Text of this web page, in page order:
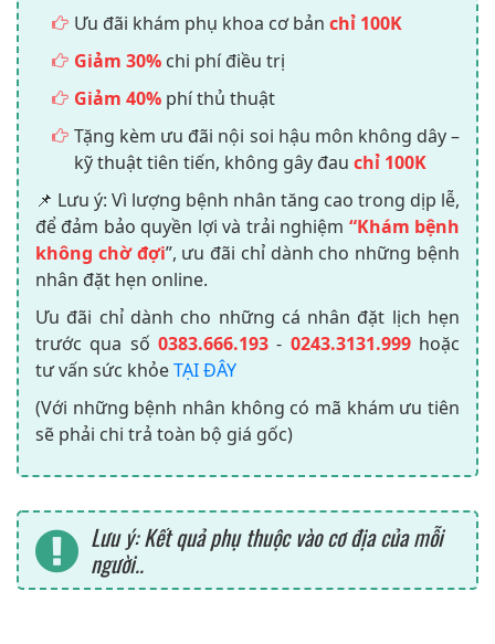
Ưu đãi khám phụ khoa cơ bản chỉ 100K
Giảm 30% chi phí điều trị
Giảm 40% phí thủ thuật
Tặng kèm ưu đãi nội soi hậu môn không dây –
kỹ thuật tiên tiến, không gây đau chỉ 100K
📌 Lưu ý: Vì lượng bệnh nhân tăng cao trong dịp lễ,
để đảm bảo quyền lợi và trải nghiệm “Khám bệnh
không chờ đợi”, ưu đãi chỉ dành cho những bệnh
nhân đặt hẹn online.
Ưu đãi chỉ dành cho những cá nhân đặt lịch hẹn
trước qua số 0383.666.193 - 0243.3131.999hoặc
tư vấn sức khỏeTẠI ĐÂY
(Với những bệnh nhân không có mã khám ưu tiên
sẽ phải chi trả toàn bộ giá gốc)
Lưu ý: Kết quả phụ thuộc vào cơ địa của mỗi
người..